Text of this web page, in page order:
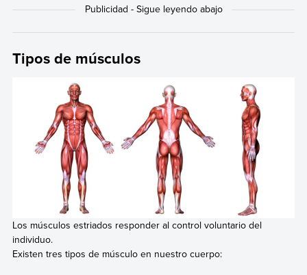
Tipos de músculos
Los músculos estriados responder al control voluntario del
individuo.
Existen tres tipos de músculo en nuestro cuerpo: